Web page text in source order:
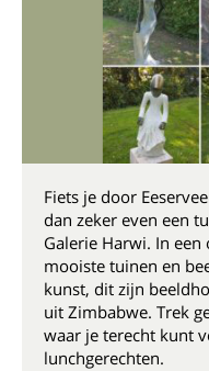
Fiets je door
dan zeker even een
Galerie Harwi. In
mooiste tuinen en
kunst, dit zijn
uit Zimbabwe. Trek
waar je terecht kunt
lunchgerechten.